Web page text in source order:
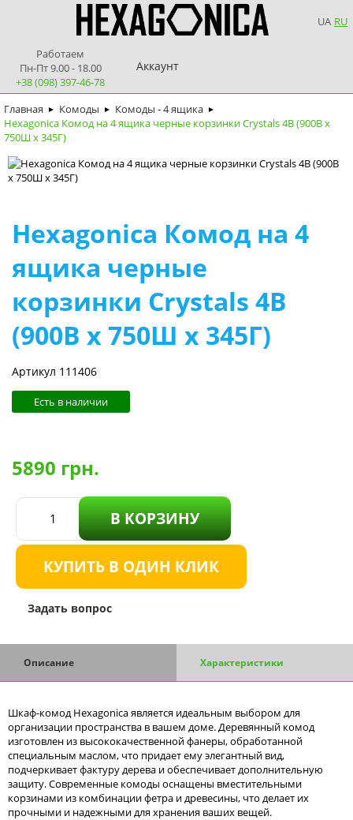
UA RU
Работаем
Пн-Пт 9.00 - 18.00
+38 (098) 397-46-78
Аккаунт
Главная ► Комоды ► Комоды - 4 ящика ►
Hexagonica Комод на 4 ящика черные корзинки Crystals 4В (900В х
750Ш х 345Г)
Hexagonica Комод на 4
ящика черные
корзинки Crystals 4В
(900В х 750Ш х 345Г)
Артикул 111406
Есть в наличии
5890 грн.
В КОРЗИНУ
КУПИТЬ В ОДИН КЛИК
Задать вопрос
Описание Характеристики
Шкаф-комод Hexagonica является идеальным выбором для
организации пространства в вашем доме. Деревянный комод
изготовлен из высококачественной фанеры, обработанной
специальным маслом, что придает ему элегантный вид,
подчеркивает фактуру дерева и обеспечивает дополнительную
защиту. Современные комоды оснащены вместительными
корзинами из комбинации фетра и древесины, что делает их
прочными и надежными для хранения ваших вещей.